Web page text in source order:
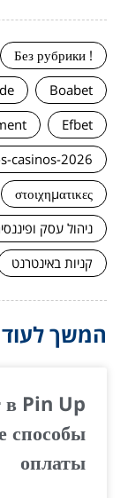
! Без рубрики
Boabet
Efbet
casinos-2026
στοιχηματικες
ניהול עסק
קניות באינטרנט
המשך לעוד
в Pin Up
способы
оплаты